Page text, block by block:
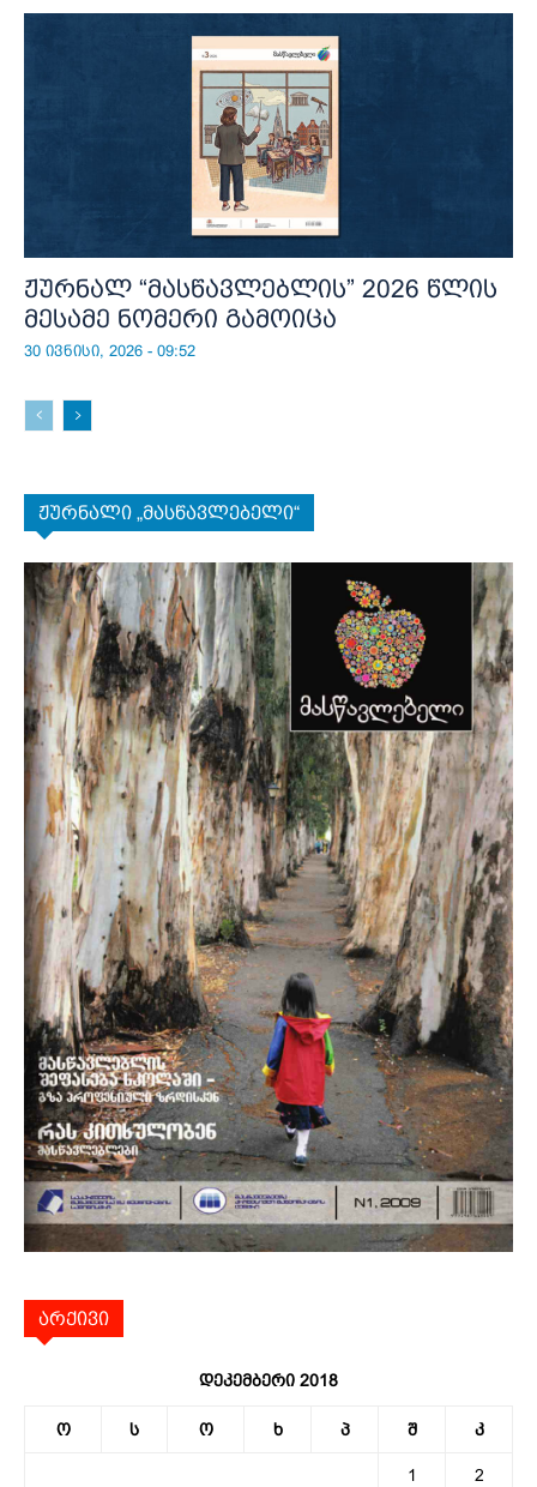
ჟურნალ “მასწავლებლის” 2026 წლის
მესამე ნომერი გამოიცა
30 ივნისი, 2026 - 09:52
ჟურნალი „მასწავლებელი“
არქივი
დეკემბერი 2018
ო ს ო ხ პ შ კ
1 2